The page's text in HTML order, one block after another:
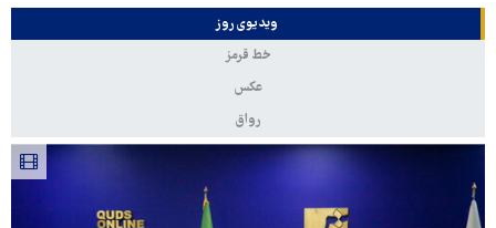
ویدیوی روز
خط قرمز
عکس
رواق